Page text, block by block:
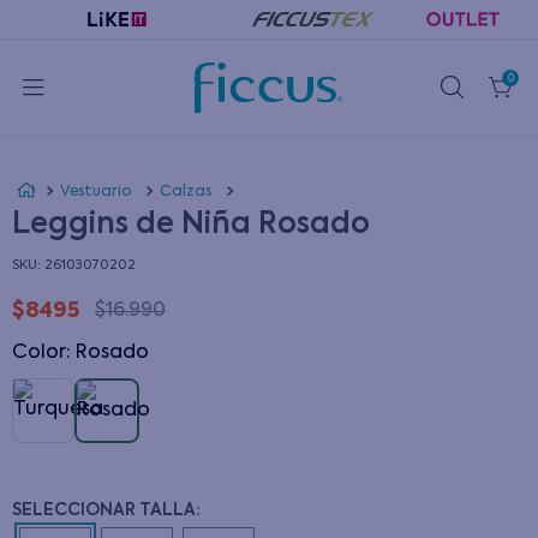
0
Vestuario Calzas
Leggins de Niña Rosado
: 26103070202
$8495 $16.990
Color: rosado